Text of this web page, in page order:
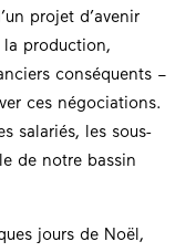
projet d’avenir
la production,
conséquents –
ces négociations.
salariés, les sous-
de notre bassin
jours de Noël,